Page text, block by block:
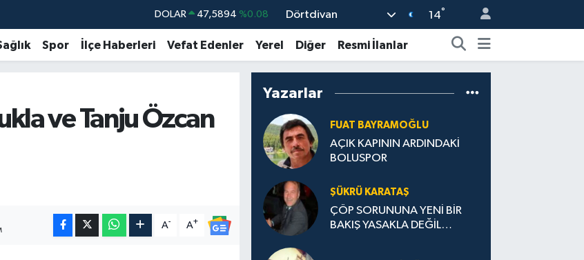
DOLAR 47,5894 %0.08
EURO 55,0398 %-0.02
STERLİN 64,1581 %0.16
%4.44
BİST100
%1.32
Dörtdivan 14°
Spor İlçe Haberleri Vefat Edenler Yerel Diğer Resmi İlanlar
ve Tanju Özcan
A- A+
Yazarlar
FUAT BAYRAMOĞLU
AÇIK KAPININ ARDINDAKİ
BOLUSPOR
ŞÜKRÜ KARATAŞ
ÇÖP SORUNUNA YENİ BİR
BAKIŞ YASAKLA DEĞİL